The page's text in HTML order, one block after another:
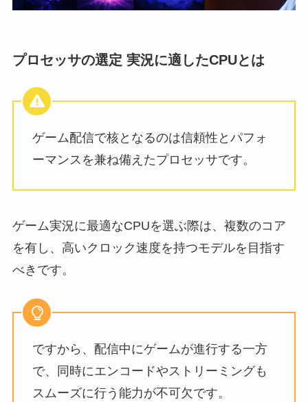
プロセッサの選定 実況に適したCPUとは
ゲーム配信で核となるのは信頼性とパフォ
ーマンスを兼ね備えたプロセッサです。
ゲーム実況に最適なCPUを選ぶ際は、複数のコア
を有し、高いクロック速度を持つモデルを目指す
べきです。
ですから、配信中にゲームが進行する一方
で、同時にエンコードやストリーミングも
スムーズに行う能力が不可欠です。